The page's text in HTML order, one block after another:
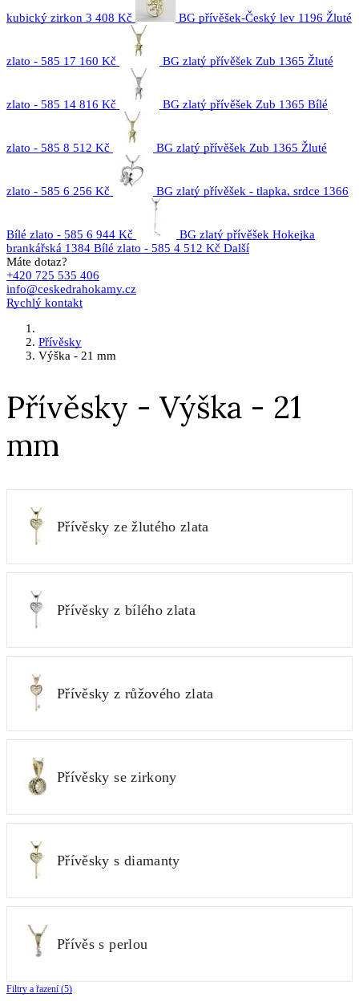
kubický zirkon 3 408 Kč BG přívěšek-Český lev 1196 Žluté
zlato - 585 17 160 Kč BG zlatý přívěšek Zub 1365 Žluté
zlato - 585 14 816 Kč BG zlatý přívěšek Zub 1365 Bílé
zlato - 585 8 512 Kč BG zlatý přívěšek Zub 1365 Žluté
zlato - 585 6 256 Kč BG zlatý přívěšek - tlapka, srdce 1366
Bílé zlato - 585 6 944 Kč
BG zlatý přívěšek Hokejka
brankářská 1384 Bílé zlato - 585 4 512 Kč Další
Máte dotaz?
+420 725 535 406
info@ceskedrahokamy.cz
Rychlý kontakt
Přívěsky
Výška - 21 mm
Přívěsky - Výška - 21
mm
Přívěsky ze žlutého zlata
Přívěsky z bílého zlata
Přívěsky z růžového zlata
Přívěsky se zirkony
Přívěsky s diamanty
Přívěs s perlou
Filtry a řazení (5)